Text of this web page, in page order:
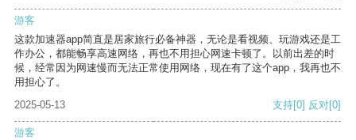
游客
这款加速器app简直是居家旅行必备神器，无论是看视频、玩游戏还是工
作办公，都能畅享高速网络，再也不用担心网速卡顿了。以前出差的时
候，经常因为网速慢而无法正常使用网络，现在有了这个app，我再也不
用担心了。
2025-05-13
支持[0] 反对[0]
游客